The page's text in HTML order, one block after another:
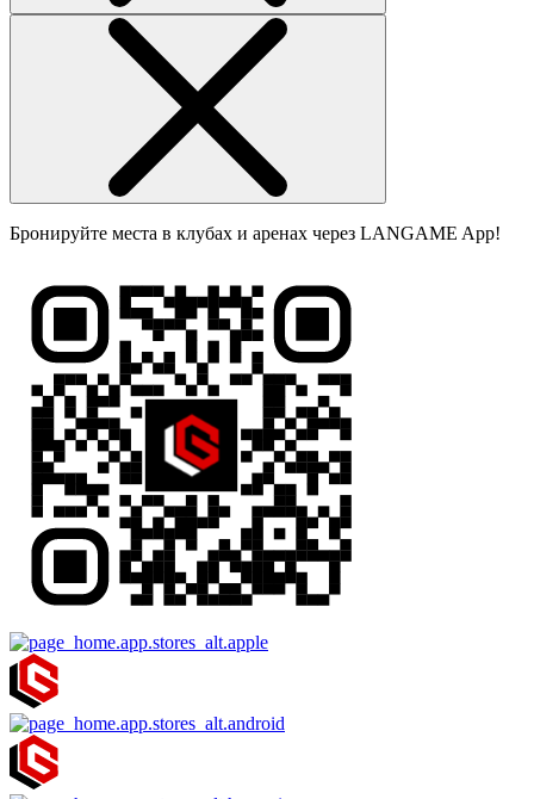
Бронируйте места в клубах и аренах через LANGAME App!